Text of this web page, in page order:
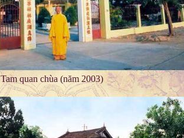
Tam quan chùa (năm 2003)